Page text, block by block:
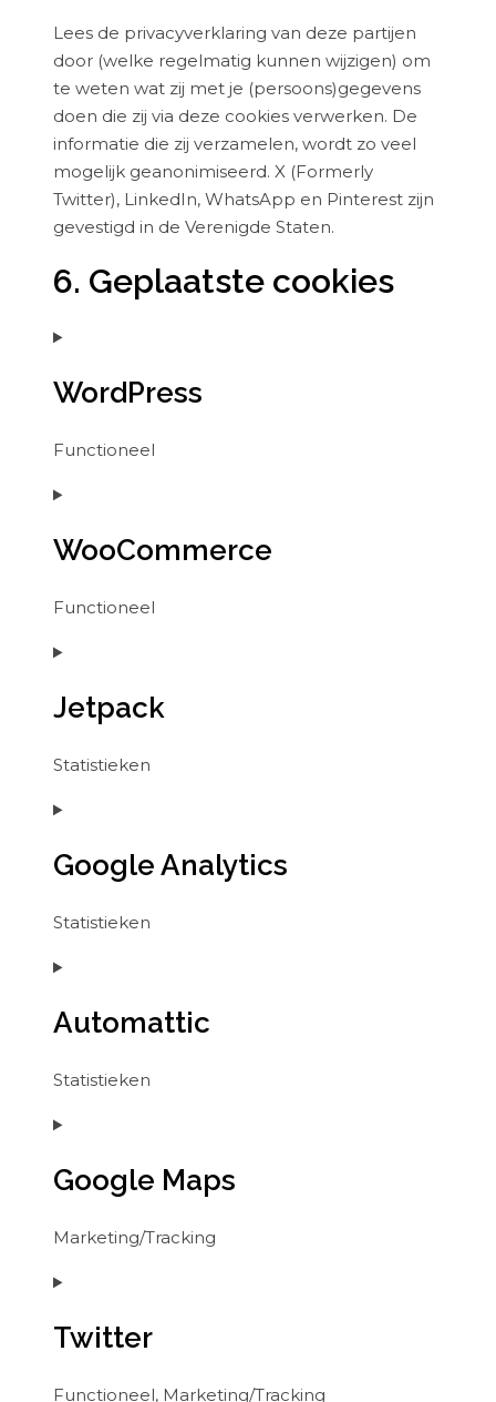
Lees de privacyverklaring van deze partijen
door (welke regelmatig kunnen wijzigen) om
te weten wat zij met je (persoons)gegevens
doen die zij via deze cookies verwerken. De
informatie die zij verzamelen, wordt zo veel
mogelijk geanonimiseerd. X (Formerly
Twitter), LinkedIn, WhatsApp en Pinterest zijn
gevestigd in de Verenigde Staten.
6. Geplaatste cookies
WordPress
Functioneel
Consent
service
WooCommerce
Functioneel
Consent
service
Jetpack
Statistieken
Consent
service
Google Analytics
Statistieken
Consent
service
analytics
Automattic
Statistieken
Consent
service
Google Maps
Marketing/Tracking
Consent
service
maps
Twitter
Functioneel, Marketing/Tracking